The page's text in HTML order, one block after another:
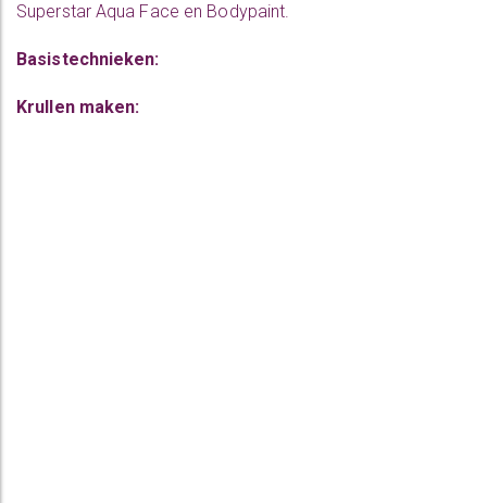
Superstar Aqua Face en Bodypaint.
Basistechnieken:
Krullen maken: